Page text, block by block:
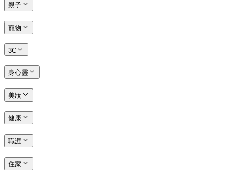
親子
寵物
3C
身心靈
美妝
健康
職涯
住家